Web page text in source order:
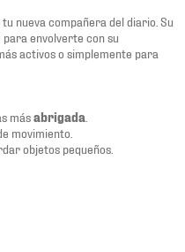
tu nueva compañera del diario. Su
para envolverte con su
activos o simplemente para
másabrigada
movimiento.
objetos pequeños.